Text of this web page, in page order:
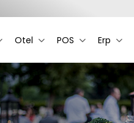
Otel POS Erp